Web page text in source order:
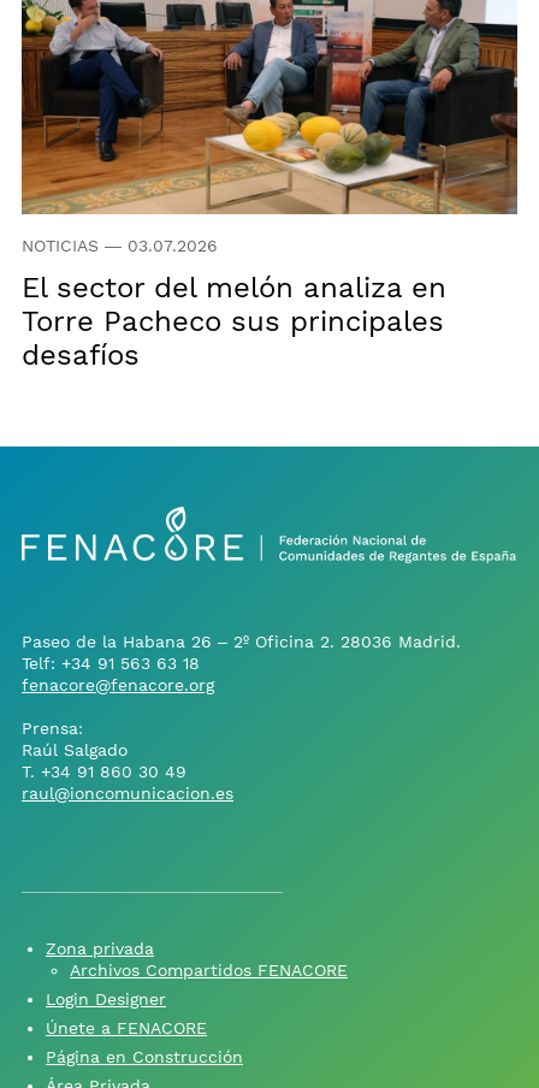
NOTICIAS — 03.07.2026
El sector del melón analiza en
Torre Pacheco sus principales
desafíos
Paseo de la Habana 26 – 2º Oficina 2. 28036 Madrid.
Telf: +34 91 563 63 18
fenacore@fenacore.org
Prensa:
Raúl Salgado
T. +34 91 860 30 49
raul@ioncomunicacion.es
Zona privada
Archivos Compartidos FENACORE
Login Designer
Únete a FENACORE
Página en Construcción